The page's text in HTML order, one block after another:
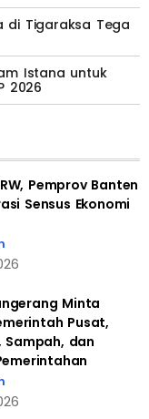
di Tigaraksa Tega
Istana untuk
2026
Pemprov Banten
Sensus Ekonomi
Minta
Pusat,
Sampah, dan